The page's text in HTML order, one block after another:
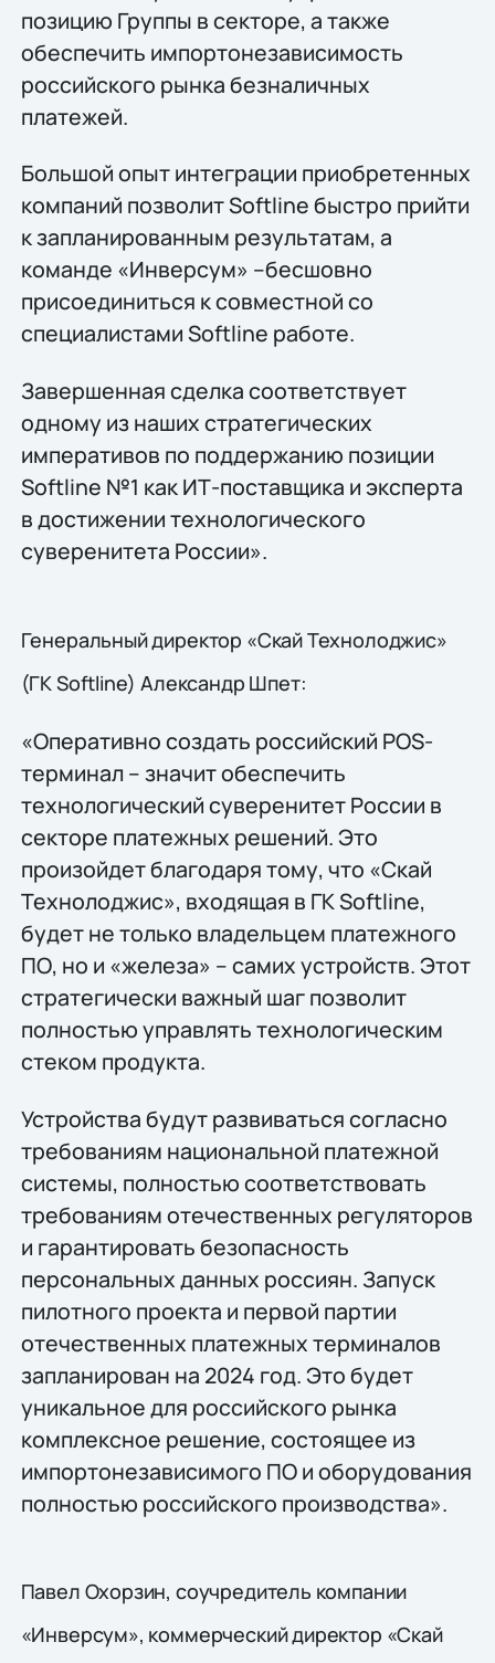
позицию Группы в секторе, а также
обеспечить импортонезависимость
российского рынка безналичных
платежей.
Большой опыт интеграции приобретенных
компаний позволит Softline быстро прийти
к запланированным результатам, а
команде «Инверсум» –бесшовно
присоединиться к совместной со
специалистами Softline работе.
Завершенная сделка соответствует
одному из наших стратегических
императивов по поддержанию позиции
Softline №1 как ИТ-поставщика и эксперта
в достижении технологического
суверенитета России».
Генеральный директор «Скай Технолоджис»
(ГК Softline) Александр Шпет:
«Оперативно создать российский POS-
терминал – значит обеспечить
технологический суверенитет России в
секторе платежных решений. Это
произойдет благодаря тому, что «Скай
Технолоджис», входящая в ГК Softline,
будет не только владельцем платежного
ПО, но и «железа» – самих устройств. Этот
стратегически важный шаг позволит
полностью управлять технологическим
стеком продукта.
Устройства будут развиваться согласно
требованиям национальной платежной
системы, полностью соответствовать
требованиям отечественных регуляторов
и гарантировать безопасность
персональных данных россиян. Запуск
пилотного проекта и первой партии
отечественных платежных терминалов
запланирован на 2024 год. Это будет
уникальное для российского рынка
комплексное решение, состоящее из
импортонезависимого ПО и оборудования
полностью российского производства».
Павел Охорзин, соучредитель компании
«Инверсум», коммерческий директор «Скай